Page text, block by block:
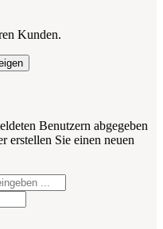
Kunden.
Benutzern abgegeben
erstellen Sie einen neuen